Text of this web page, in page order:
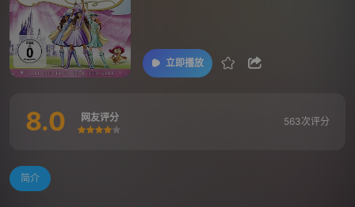
立即播放
8.0 网友评分
很差较差还行
推荐
力荐
563次评分
简介